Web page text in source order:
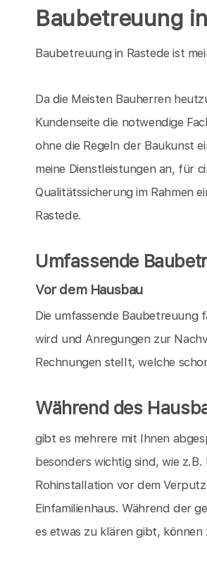
Baubetreuung
Baubetreuung in Rastede ist
Da die Meisten Bauherren
Kundenseite die notwendige
ohne die Regeln der Baukunst
meine Dienstleistungen an, für
Qualitätssicherung im Rahmen
Rastede.
Umfassende
Vor dem Hausbau
Die umfassende
wird und Anregungen zur
Rechnungen stellt, welche
Während des
gibt es mehrere mit Ihnen
besonders wichtig sind, wie
Rohinstallation vor dem
Einfamilienhaus. Während der
es etwas zu klären gibt,